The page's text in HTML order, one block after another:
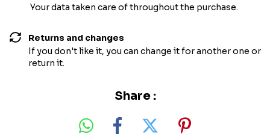
Your data taken care of throughout the purchase.
Returns and changes
If you don't like it, you can change it for another one or
return it.
Share :